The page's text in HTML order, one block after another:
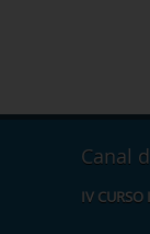
Canal
IV